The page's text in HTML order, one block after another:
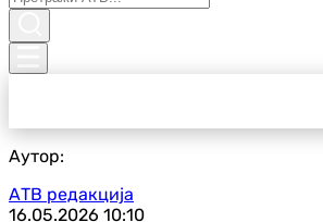
Аутор:
АТВ редакција
16.05.2026 10:10